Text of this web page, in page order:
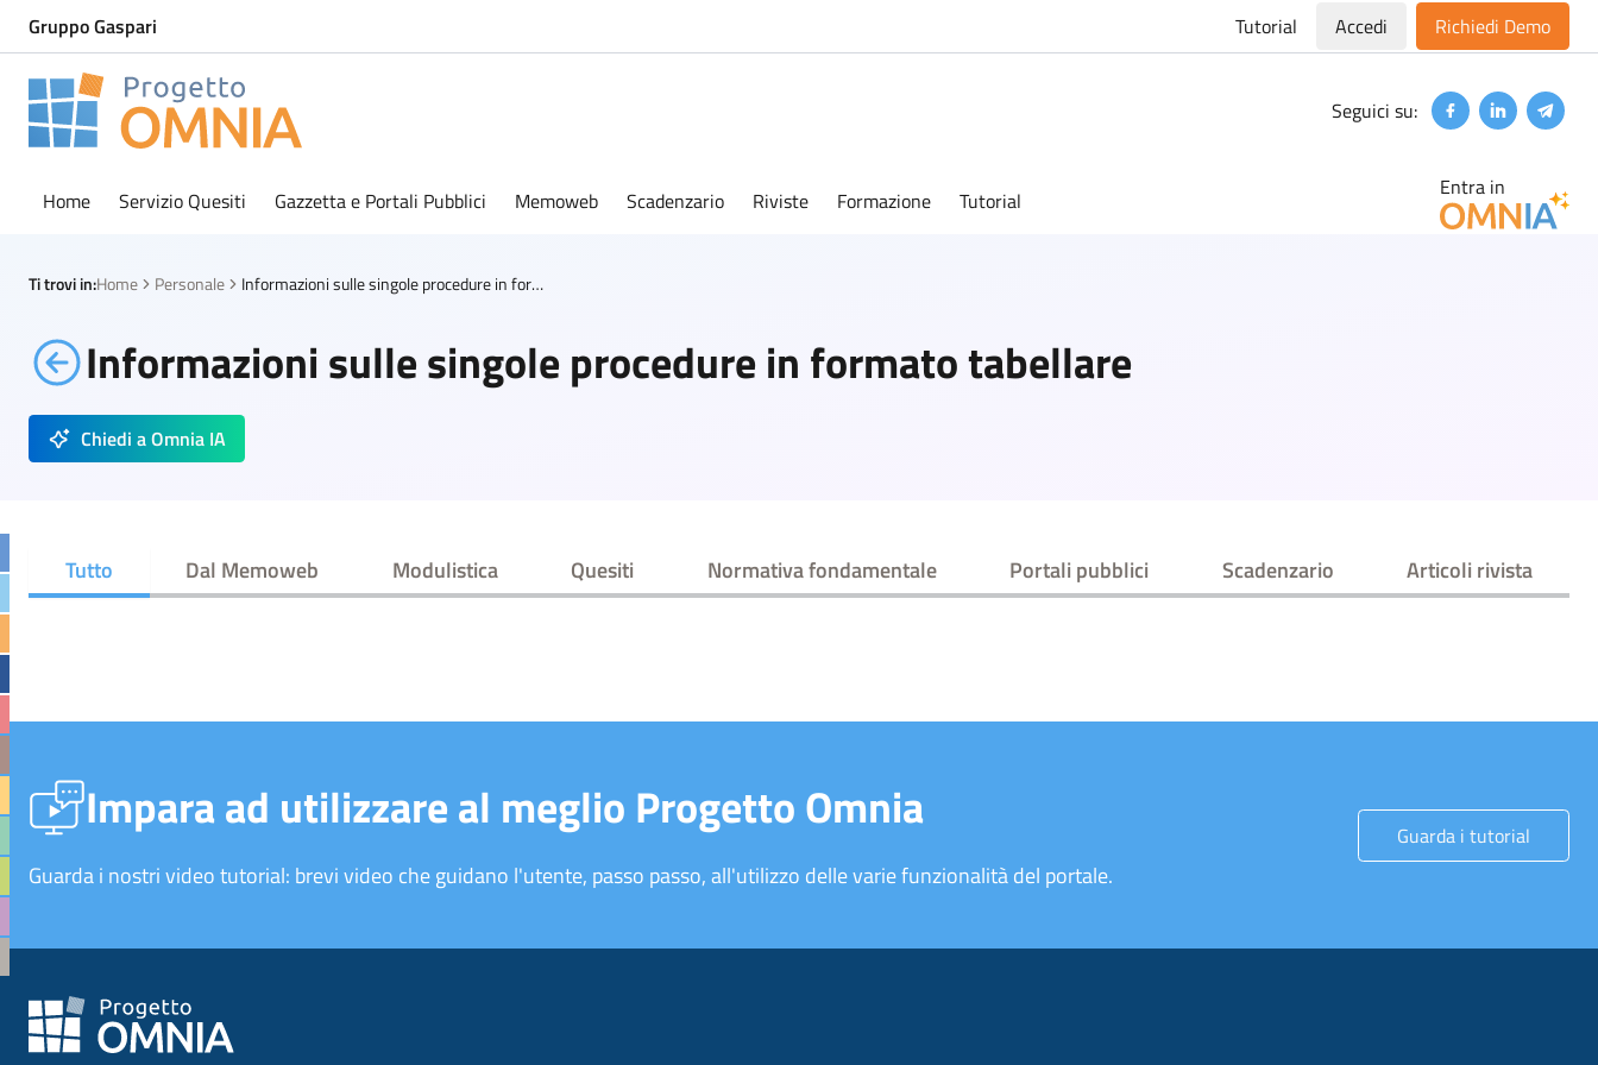
Gruppo Gaspari Tutorial Accedi Richiedi Demo
Progetto Omnia
Seguici su: FacebookLinkedin
Home Servizio Quesiti Gazzetta e Portali Pubblici Memoweb Scadenzario Riviste Formazione Tutorial Entra in
Ti trovi in:Home Personale Informazioni sulle singole procedure in formato tabellare
Informazioni sulle singole procedure in formato tabellare
Chiedi a Omnia IA
Tutto Dal Memoweb Modulistica Quesiti Normativa fondamentale Portali pubblici Scadenzario Articoli rivista
Impara ad utilizzare al meglio Progetto Omnia
Guarda i nostri video tutorial: brevi video che guidano l'utente, passo passo, all'utilizzo delle varie funzionalità del portale.
Guarda i tutorial